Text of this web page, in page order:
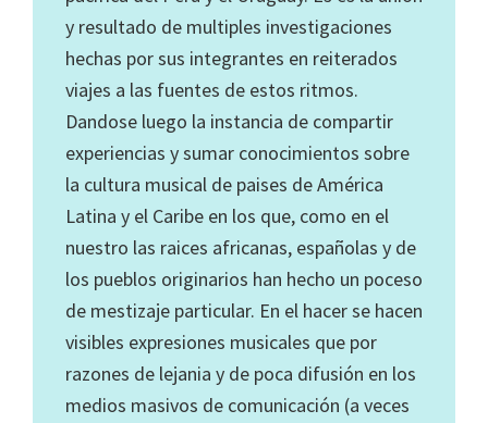
y resultado de multiples investigaciones
hechas por sus integrantes en reiterados
viajes a las fuentes de estos ritmos.
Dandose luego la instancia de compartir
experiencias y sumar conocimientos sobre
la cultura musical de paises de América
Latina y el Caribe en los que, como en el
nuestro las raices africanas, españolas y de
los pueblos originarios han hecho un poceso
de mestizaje particular. En el hacer se hacen
visibles expresiones musicales que por
razones de lejania y de poca difusión en los
medios masivos de comunicación (a veces